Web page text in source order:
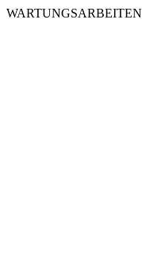
WARTUNGSARBEITEN